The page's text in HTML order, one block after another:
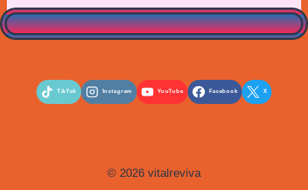
TikTok Instagram YouTube Facebook X
© 2026 vitalreviva